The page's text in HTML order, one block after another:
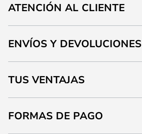
ATENCIÓN AL CLIENTE
ENVÍOS Y DEVOLUCIONES
TUS VENTAJAS
FORMAS DE PAGO